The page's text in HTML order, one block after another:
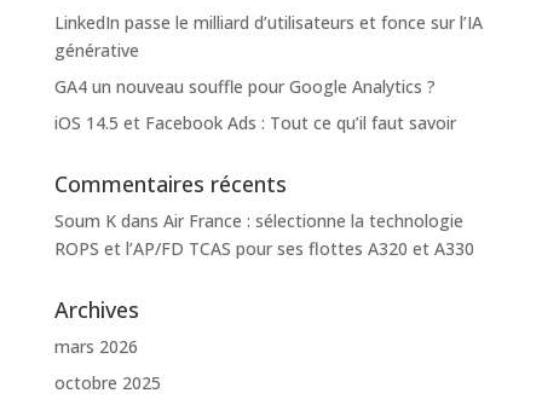
LinkedIn passe le milliard d’utilisateurs et fonce sur l’IA
générative
GA4 un nouveau souffle pour Google Analytics ?
iOS 14.5 et Facebook Ads : Tout ce qu’il faut savoir
Commentaires récents
Soum Kdans Air France : sélectionne la technologie
ROPS et l’AP/FD TCAS pour ses flottes A320 et A330
Archives
mars 2026
octobre 2025